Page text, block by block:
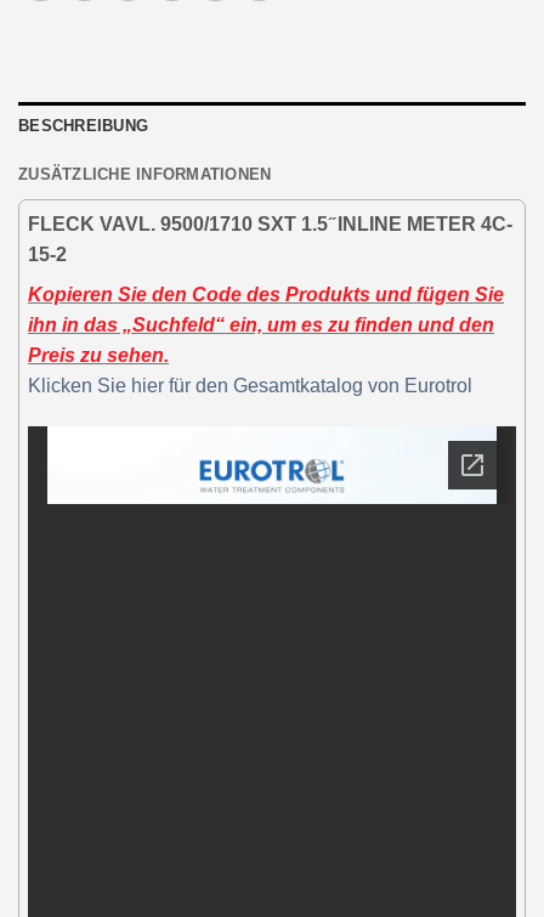
BESCHREIBUNG
ZUSÄTZLICHE INFORMATIONEN
FLECK VAVL. 9500/1710 SXT 1.5 ̋ INLINE METER 4C-
15-2
Kopieren Sie den Code des Produkts und fügen Sie
ihn in das „Suchfeld“ ein, um es zu finden und den
Preis zu sehen.
Klicken Sie hier für den Gesamtkatalog von Eurotrol